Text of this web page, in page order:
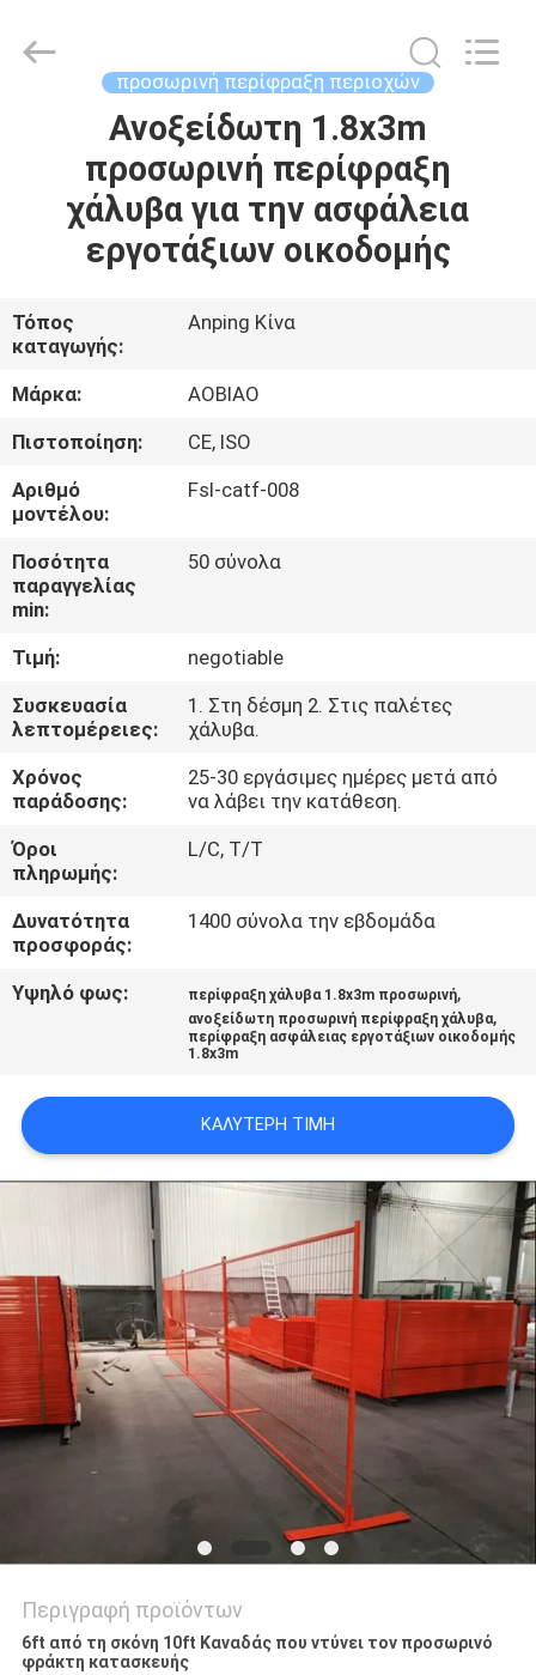
ΠΡΟΪΌΝΤΑ
ΠΕΡΊΠΟΥ
ΕΜΕΊΣ
ΓΎΡΟΣ
ΕΡΓΟΣΤΑΣΊΩΝ
ΠΟΙΟΤΙΚΌΣ
ΈΛΕΓΧΟΣ
ΕΛΆΤΕ
ΣΕ
ΕΠΑΦΉ
ΜΕ
ΕΙΔΉΣΕΙΣ
ΖΗΤΉΣΤΕ
ΈΝΑ
ΑΠΌΣΠΑΣΜΑ
SITEMAP
PRIVACY
προσωρινή περίφραξη περιοχών
Ανοξείδωτη 1.8x3m
προσωρινή περίφραξη
χάλυβα για την ασφάλεια
εργοτάξιων οικοδομής
Τόπος
καταγωγής:
Anping Κίνα
Μάρκα:
AOBIAO
Πιστοποίηση:
CE, ISO
Αριθμό
μοντέλου:
Fsl-catf-008
Ποσότητα
παραγγελίας
min:
50 σύνολα
Τιμή:
negotiable
Συσκευασία
λεπτομέρειες:
1. Στη δέσμη 2. Στις παλέτες
χάλυβα.
Χρόνος
παράδοσης:
25-30 εργάσιμες ημέρες μετά από
να λάβει την κατάθεση.
Όροι
πληρωμής:
L/C, T/T
Δυνατότητα
προσφοράς:
1400 σύνολα την εβδομάδα
Υψηλό φως: περίφραξη χάλυβα 1.8x3m προσωρινή,
ανοξείδωτη προσωρινή περίφραξη χάλυβα,
περίφραξη ασφάλειας εργοτάξιων οικοδομής
1.8x3m
ΚΑΛΎΤΕΡΗ ΤΙΜΉ
Περιγραφή προϊόντων
6ft από τη σκόνη 10ft Καναδάς που ντύνει τον προσωρινό
φράκτη κατασκευής